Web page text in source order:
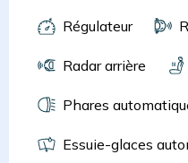
Régulateur
Radar arrière
Phares
Essuie-glaces